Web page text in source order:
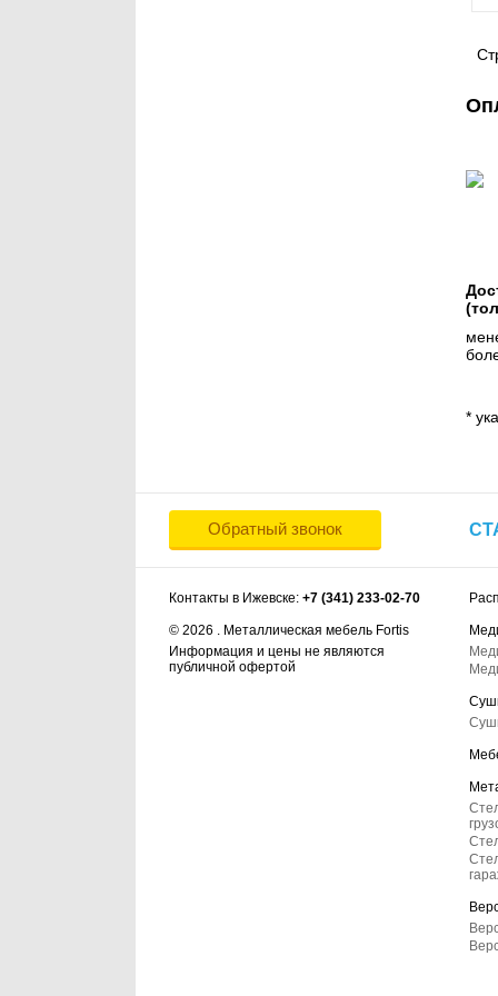
*
Обратный звонок
Контакты в Ижевске: +7 (341) 233-02-70
© 2026 . Металлическая мебель Fortis
Информация и цены не являются
публичной офертой